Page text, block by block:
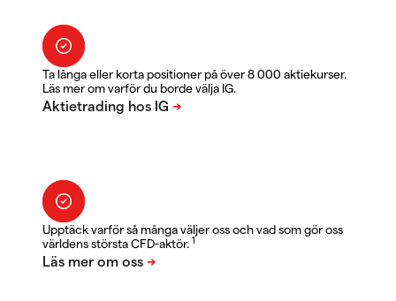
Ta långa eller korta positioner på över 8 000 aktiekurser.
Läs mer om varför du borde välja IG.
Upptäck varför så många väljer oss och vad som gör oss
världens största CFD-aktör. 1